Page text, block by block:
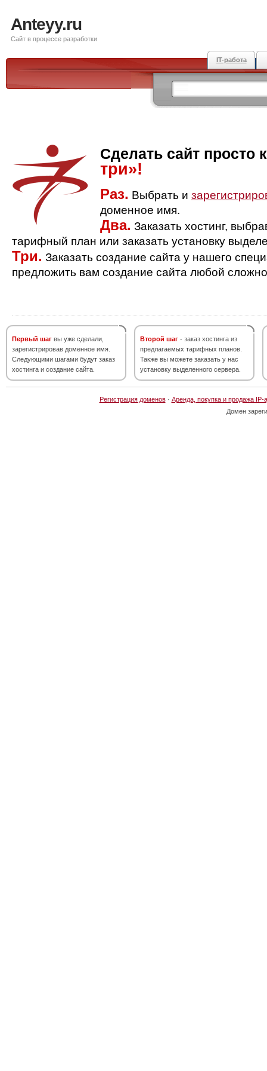
Anteyy.ru
Сайт в процессе разработки
IT-работа
Сделать сайт просто
три»!
Раз. Выбрать и
доменное имя.
Два. Заказать хостинг,
тарифный план или заказать установку
Три. Заказать создание сайта у нашего
предложить вам создание сайта любой
Первый шаг вы уже сделали,
зарегистрировав доменное имя.
Следующими шагами будут заказ
хостинга и создание сайта.
Второй шаг - заказ хостинга из
предлагаемых тарифных планов.
Также вы можете заказать у нас
установку выделенного сервера.
Регистрация доменов· Аренда, покупка и продажа IP-
Домен